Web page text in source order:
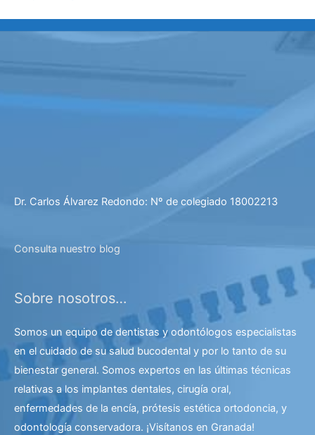
Dr. Carlos Álvarez Redondo: Nº de colegiado 18002213
Consulta nuestro blog
Sobre nosotros…
Somos un equipo de dentistas y odontólogos especialistas
en el cuidado de su salud bucodental y por lo tanto de su
bienestar general. Somos expertos en las últimas técnicas
relativas a los implantes dentales, cirugía oral,
enfermedades de la encía, prótesis estética ortodoncia, y
odontología conservadora. ¡Visítanos en Granada!